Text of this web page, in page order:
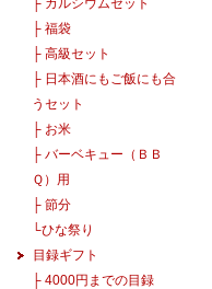
├ カルシウムセット
├ 福袋
├ 高級セット
├ 日本酒にもご飯にも合
うセット
├ お米
├ バーベキュー（ＢＢ
Ｑ）用
├ 節分
└ひな祭り
目録ギフト
├ 4000円までの目録